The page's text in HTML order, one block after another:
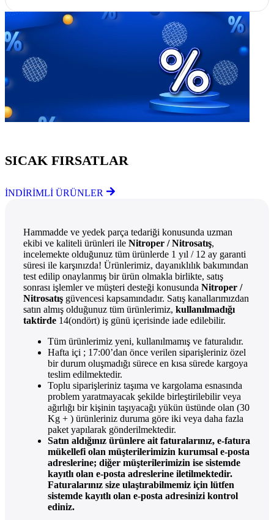
SICAK FIRSATLAR
İNDİRİMLİ ÜRÜNLER
Hammadde ve yedek parça tedariği konusunda uzman
ekibi ve kaliteli ürünleri ile Nitroper / Nitrosatış,
incelemekte olduğunuz tüm ürünlerde 1 yıl / 12 ay garanti
süresi ile karşınızda! Ürünlerimiz, dayanıklılık bakımından
test edilip onaylanmış bir ürün olmakla birlikte, satış
sonrası işlemler ve müşteri desteği konusunda Nitroper /
Nitrosatış güvencesi kapsamındadır. Satış kanallarımızdan
satın almış olduğunuz tüm ürünlerimiz, kullanılmadığı
taktirde 14(ondört) iş günü içerisinde iade edilebilir.
Tüm ürünlerimiz yeni, kullanılmamış ve faturalıdır.
Hafta içi ; 17:00’dan önce verilen siparişleriniz özel
bir durum oluşmadığı sürece en kısa sürede kargoya
teslim edilmektedir.
Toplu siparişleriniz taşıma ve kargolama esnasında
problem yaratmayacak şekilde birleştirilebilir veya
ağırlığı bir kişinin taşıyacağı yükün üstünde olan (30
Kg + ) ürünleriniz duruma göre iki veya daha fazla
paket yapılarak gönderilmektedir.
Satın aldığınız ürünlere ait faturalarınız, e-fatura
mükellefi olan müşterilerimizin kurumsal e-posta
adreslerine; diğer müşterilerimizin ise sistemde
kayıtlı olan e-posta adreslerine iletilmektedir.
Faturalarınız size ulaştırabilmemiz için lütfen
sistemde kayıtlı olan e-posta adresinizi kontrol
ediniz.